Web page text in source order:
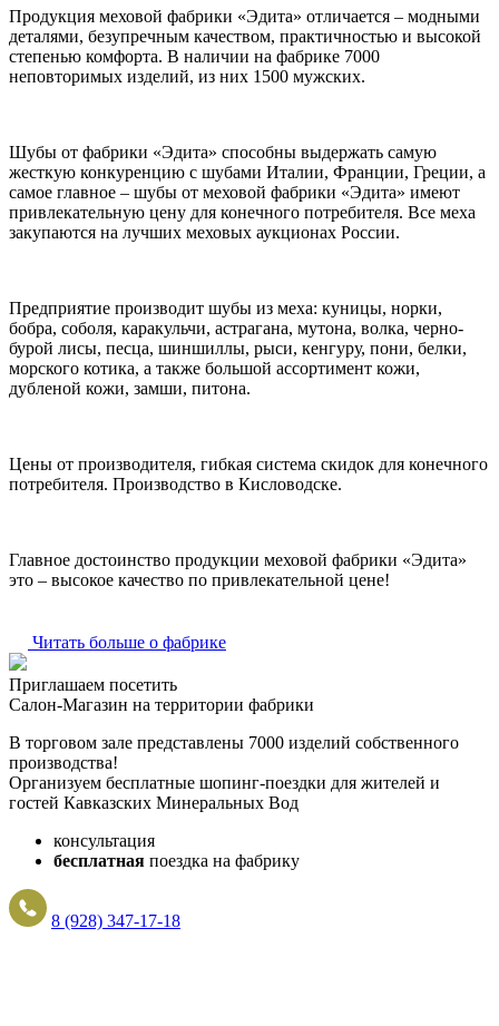
Продукция меховой фабрики «Эдита» отличается – модными
деталями, безупречным качеством, практичностью и высокой
степенью комфорта. В наличии на фабрике 7000
неповторимых изделий, из них 1500 мужских.
Шубы от фабрики «Эдита» способны выдержать самую
жесткую конкуренцию с шубами Италии, Франции, Греции, а
самое главное – шубы от меховой фабрики «Эдита» имеют
привлекательную цену для конечного потребителя. Все меха
закупаются на лучших меховых аукционах России.
Предприятие производит шубы из меха: куницы, норки,
бобра, соболя, каракульчи, астрагана, мутона, волка, черно-
бурой лисы, песца, шиншиллы, рыси, кенгуру, пони, белки,
морского котика, а также большой ассортимент кожи,
дубленой кожи, замши, питона.
Цены от производителя, гибкая система скидок для конечного
потребителя. Производство в Кисловодске.
Главное достоинство продукции меховой фабрики «Эдита»
это – высокое качество по привлекательной цене!
Читать больше о фабрике
Приглашаем посетить
Салон-Магазин на территории фабрики
В торговом зале представлены 7000 изделий собственного
производства!
Организуем бесплатные шопинг-поездки для жителей и
гостей Кавказских Минеральных Вод
консультация
бесплатная поездка на фабрику
8 (928) 347-17-18